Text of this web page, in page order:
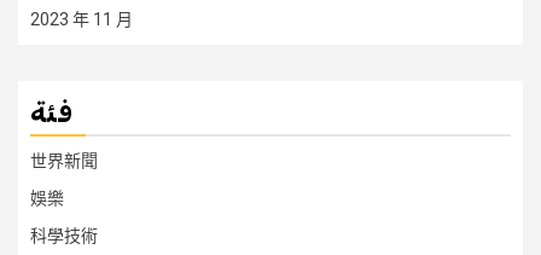
2023 年 11 月
فئة
世界新聞
娛樂
科學技術